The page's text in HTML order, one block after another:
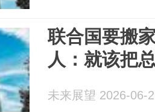
联合国要搬
人：就该把
未来展望 2026-06-